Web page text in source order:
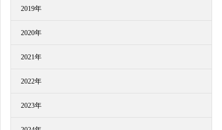
2019年
2020年
2021年
2022年
2023年